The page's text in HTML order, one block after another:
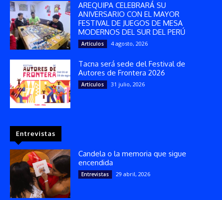
AREQUIPA CELEBRARÁ SU
ANIVERSARIO CON EL MAYOR
FESTIVAL DE JUEGOS DE MESA
MODERNOS DEL SUR DEL PERÚ
Artículos 4 agosto, 2026
Tacna será sede del Festival de
Autores de Frontera 2026
Artículos 31 julio, 2026
Entrevistas
Candela o la memoria que sigue
encendida
Entrevistas 29 abril, 2026